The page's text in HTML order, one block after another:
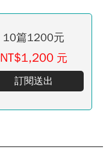
10篇1200元
NT$1,200 元
訂閱送出